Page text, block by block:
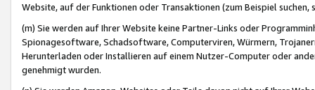
Website, auf der Funktionen oder Transaktionen (zum Beispiel
(m) Sie werden auf Ihrer Website keine Partner-Links oder
Spionagesoftware, Schadsoftware, Computerviren, Würmern,
Herunterladen oder Installieren auf einem Nutzer-Computer oder
genehmigt wurden.